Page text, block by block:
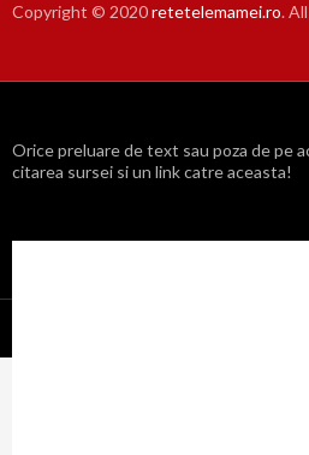
Copyright © 2020retetelemamei.ro.
Orice preluare de text sau poza de pe
citarea sursei si un link catre aceasta!